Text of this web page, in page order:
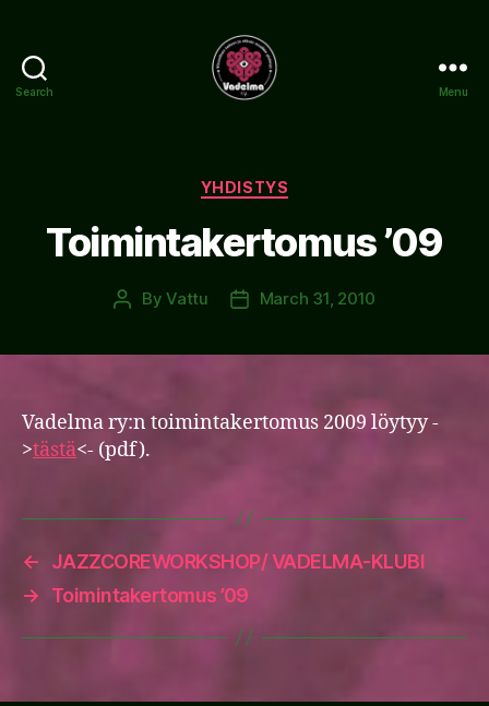
Search Menu
Categories
YHDISTYS
Toimintakertomus ’09
PostByVattu
PostMarch 31, 2010
Vadelma ry:n toimintakertomus 2009 löytyy -
>tästä<- (pdf).
←
JAZZCOREWORKSHOP/ VADELMA-KLUBI
→
Toimintakertomus ’09